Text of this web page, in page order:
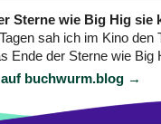
Sterne wie Big Hig sie
sah ich im Kino den
Ende der Sterne wie Big
auf buchwurm.blog →